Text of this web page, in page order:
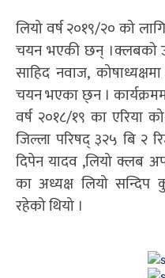
लियो वर्ष २०१९/२० को
चयन भएकी छन् ।क्लबको
साहिद नवाज,
चयन भएका छ्न ।
वर्ष २०१८/१९ का एरिया
जिल्ला परिषद् ३२५ बि २
दिपेन यादव ,लियो क्लब
का अध्यक्ष लियो सन्दिप
रहेको थियो ।